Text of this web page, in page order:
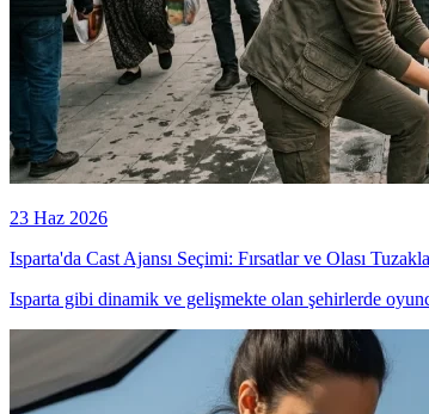
23 Haz 2026
Isparta'da Cast Ajansı Seçimi: Fırsatlar ve Olası
Isparta gibi dinamik ve gelişmekte olan şehirlerde